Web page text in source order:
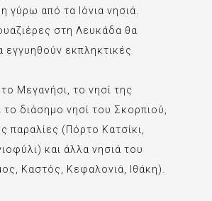
γύρω από τα Ιόνια νησιά.
στη Λευκάδα θα
εγγυηθούν εκπληκτικές
Μεγανήσι, το νησί της
διάσημο νησί του Σκορπιού,
παραλίες (Πόρτο Κατσίκι,
και άλλα νησιά του
Καστός, Κεφαλονιά, Ιθάκη).